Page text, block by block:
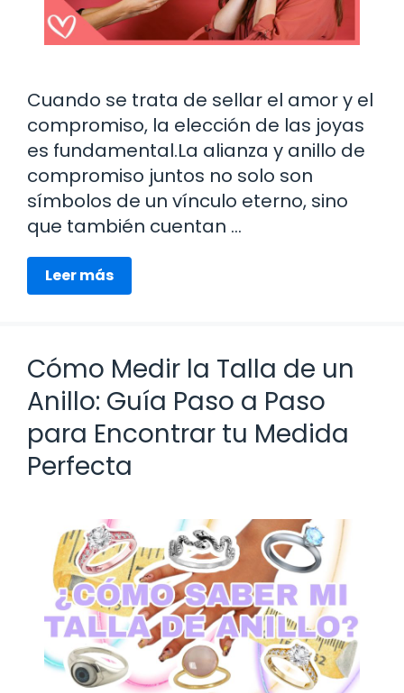
Cuando se trata de sellar el amor y el
compromiso, la elección de las joyas
es fundamental.La alianza y anillo de
compromiso juntos no solo son
símbolos de un vínculo eterno, sino
que también cuentan …
Leer más
Cómo Medir la Talla de un
Anillo: Guía Paso a Paso
para Encontrar tu Medida
Perfecta